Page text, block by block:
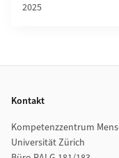
2025
Kontakt
Kompetenzzentrum
Universität Zürich